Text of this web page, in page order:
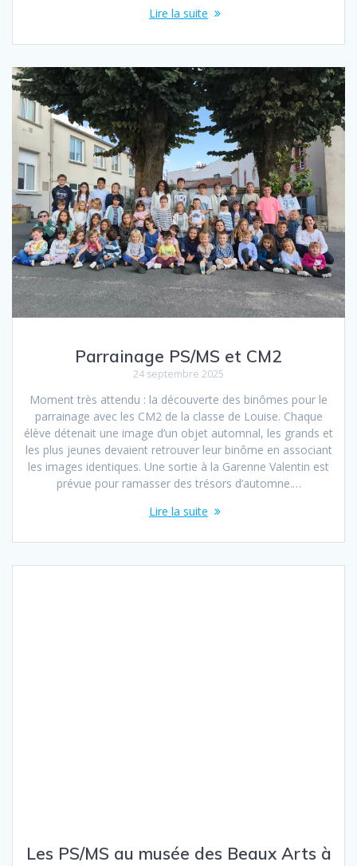
Lire la suite
Parrainage PS/MS et CM2
24 septembre 2025
Moment très attendu : la découverte des binômes pour le
parrainage avec les CM2 de la classe de Louise. Chaque
élève détenait une image d’un objet automnal, les grands et
les plus jeunes devaient retrouver leur binôme en associant
les images identiques. Une sortie à la Garenne Valentin est
prévue pour ramasser des trésors d’automne.…
Lire la suite
Les PS/MS au musée des Beaux Arts à